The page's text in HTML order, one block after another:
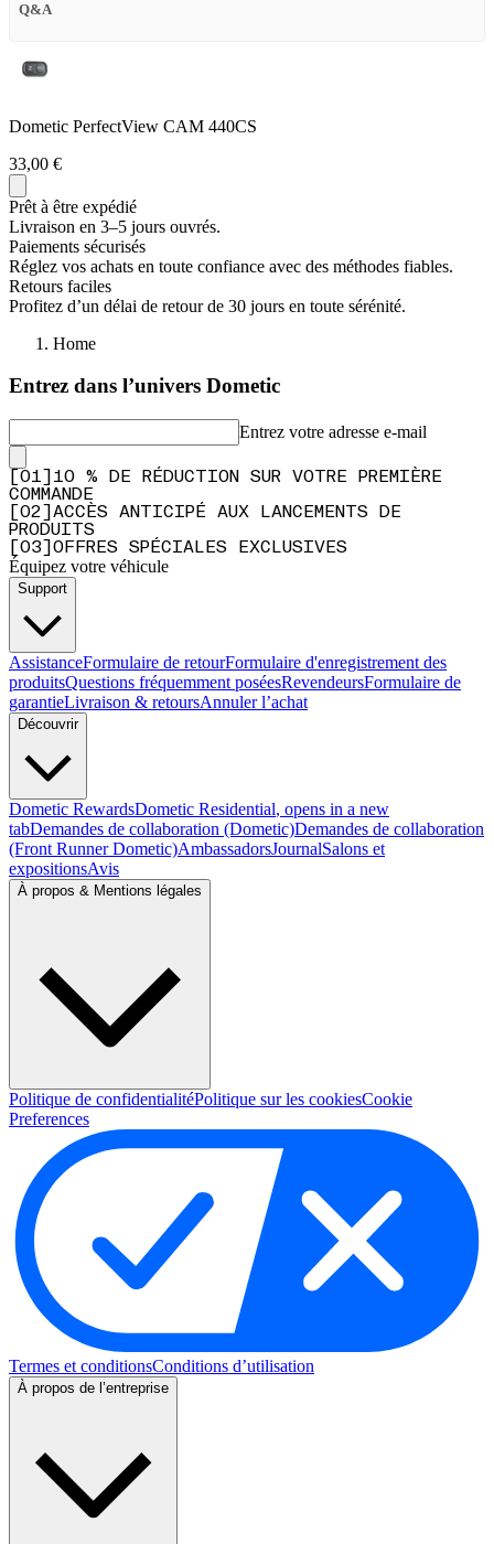
Q&A
Dometic PerfectView CAM 440CS
33,00 €
Prêt à être expédié
Livraison en 3–5 jours ouvrés.
Paiements sécurisés
Réglez vos achats en toute confiance avec des méthodes fiables.
Retours faciles
Profitez d’un délai de retour de 30 jours en toute sérénité.
Home
Entrez dans l’univers Dometic
Entrez votre adresse e-mail
01
10 % DE RÉDUCTION SUR VOTRE PREMIÈRE
COMMANDE
02
ACCÈS ANTICIPÉ AUX LANCEMENTS DE
PRODUITS
03 OFFRES SPÉCIALES EXCLUSIVES
Équipez votre véhicule
Support
AssistanceFormulaire de retourFormulaire d'enregistrement des
produitsQuestions fréquemment poséesRevendeursFormulaire de
garantieLivraison & retoursAnnuler l’achat
Découvrir
Dometic RewardsDometic Residential, opens in a new
tabDemandes de collaboration (Dometic)Demandes de collaboration
(Front Runner Dometic)AmbassadorsJournalSalons et
expositionsAvis
À propos & Mentions légales
Politique de confidentialitéPolitique sur les cookiesCookie
Preferences
Termes et conditionsConditions d’utilisation
À propos de l’entreprise